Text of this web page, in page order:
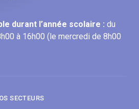
durant l’année scolaire : du
à 16h00 (le mercredi de 8h00
SECTEURS